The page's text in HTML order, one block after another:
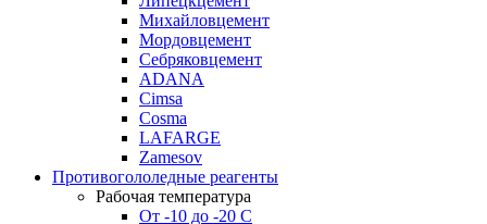
Михайловцемент
Мордовцемент
Себряковцемент
ADANA
Cimsa
Cosma
LAFARGE
Zamesov
Противогололедные реагенты
Рабочая температура
От -10 до -20 С